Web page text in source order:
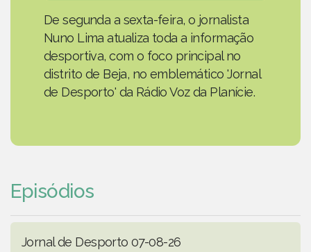
De segunda a sexta-feira, o jornalista
Nuno Lima atualiza toda a informação
desportiva, com o foco principal no
distrito de Beja, no emblemático 'Jornal
de Desporto' da Rádio Voz da Planície.
Episódios
Jornal de Desporto 07-08-26